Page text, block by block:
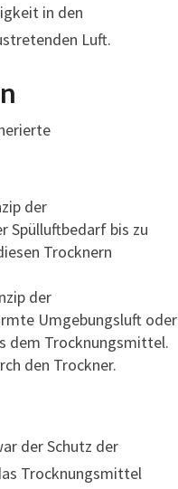
in den
Luft.
der
Spülluftbedarf bis zu
Trocknern
der
Umgebungsluft oder
dem Trocknungsmittel.
den Trockner.
der Schutz der
Trocknungsmittel